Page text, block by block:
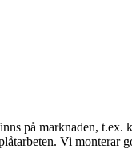
på marknaden,
Vi monterar